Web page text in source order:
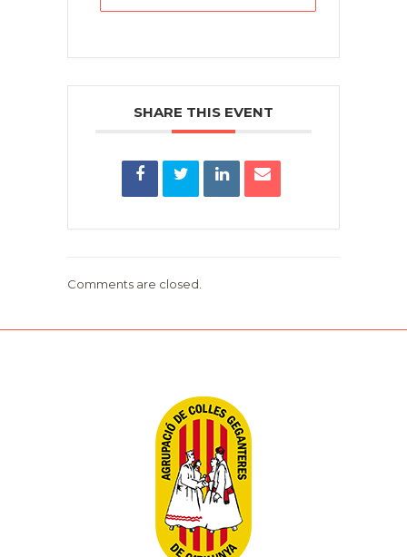
SHARE THIS EVENT
Comments are closed.